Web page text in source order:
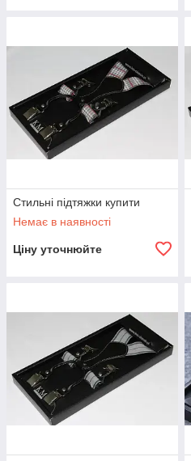
Стильні підтяжки купити
Немає в наявності
Ціну уточнюйте